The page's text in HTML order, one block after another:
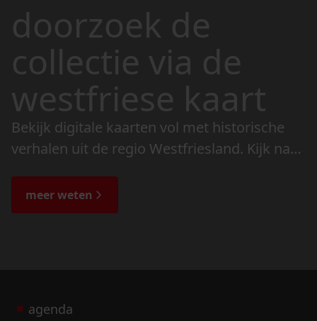
doorzoek de
collectie via de
westfriese kaart
Bekijk digitale kaarten vol met historische
verhalen uit de regio Westfriesland. Kijk naar
de bijzondere verhalen.
meer weten
agenda